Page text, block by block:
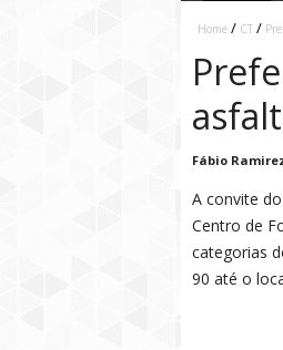
Home / CT /
Fábio
A convite
Centro de
categorias
90 até o